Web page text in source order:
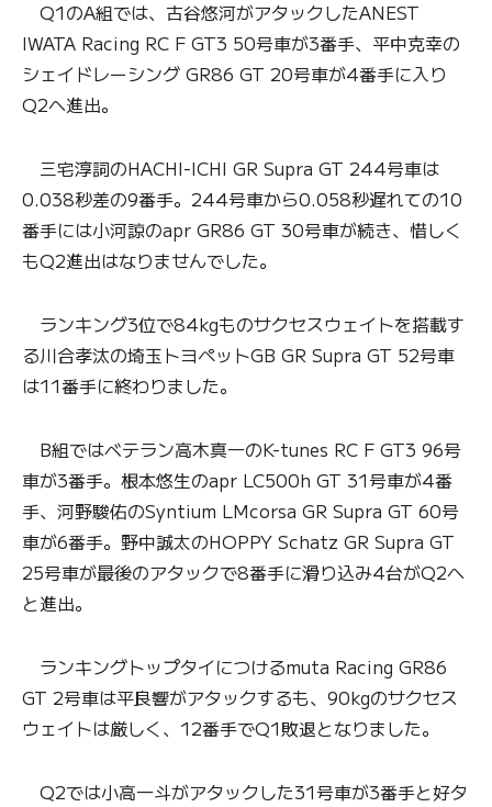
Q1のA組では、古谷悠河がアタックしたANEST
IWATA Racing RC F GT3 50号車が3番手、平中克幸の
シェイドレーシング GR86 GT 20号車が4番手に入り
Q2へ進出。
三宅淳詞のHACHI-ICHI GR Supra GT 244号車は
0.038秒差の9番手。244号車から0.058秒遅れての10
番手には小河諒のapr GR86 GT 30号車が続き、惜しく
もQ2進出はなりませんでした。
ランキング3位で84kgものサクセスウェイトを搭載す
る川合孝汰の埼玉トヨペットGB GR Supra GT 52号車
は11番手に終わりました。
B組ではベテラン高木真一のK-tunes RC F GT3 96号
車が3番手。根本悠生のapr LC500h GT 31号車が4番
手、河野駿佑のSyntium LMcorsa GR Supra GT 60号
車が6番手。野中誠太のHOPPY Schatz GR Supra GT
25号車が最後のアタックで8番手に滑り込み4台がQ2へ
と進出。
ランキングトップタイにつけるmuta Racing GR86
GT 2号車は平良響がアタックするも、90kgのサクセス
ウェイトは厳しく、12番手でQ1敗退となりました。
Q2では小高一斗がアタックした31号車が3番手と好タ